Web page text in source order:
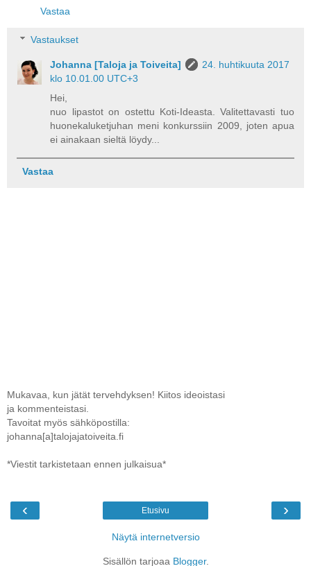
Vastaa
Vastaukset
Johanna [Taloja ja Toiveita]
24. huhtikuuta 2017
klo 10.01.00 UTC+3
Hei,
nuo lipastot on ostettu Koti-Ideasta. Valitettavasti tuo
huonekaluketjuhan meni konkurssiin 2009, joten apua
ei ainakaan sieltä löydy...
Vastaa
Mukavaa, kun jätät tervehdyksen! Kiitos ideoistasi
ja kommenteistasi.
Tavoitat myös sähköpostilla:
johanna[a]talojajatoiveita.fi
*Viestit tarkistetaan ennen julkaisua*
‹ ›
Etusivu
Näytä internetversio
Sisällön tarjoaa Blogger.